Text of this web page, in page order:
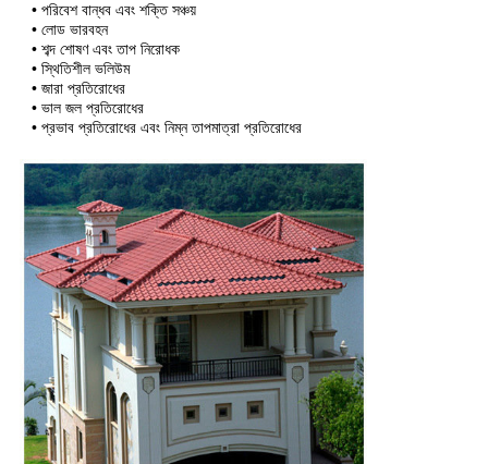
• পরিবেশ বান্ধব এবং শক্তি সঞ্চয়
• লোড ভারবহন
• শব্দ শোষণ এবং তাপ নিরোধক
• স্থিতিশীল ভলিউম
• জারা প্রতিরোধের
• ভাল জল প্রতিরোধের
• প্রভাব প্রতিরোধের এবং নিম্ন তাপমাত্রা প্রতিরোধের